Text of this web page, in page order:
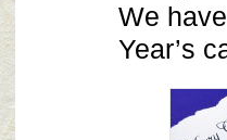
We
Year’s